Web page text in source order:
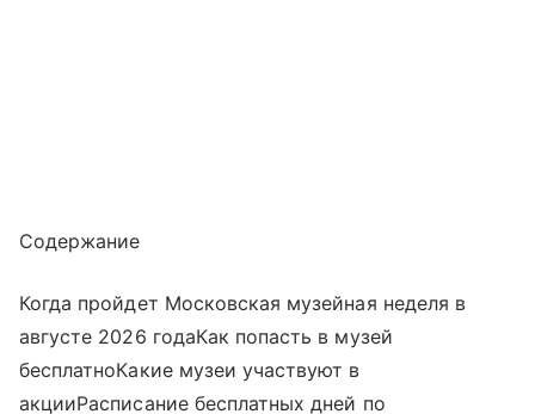
Содержание
Когда пройдет Московская музейная неделя в
августе 2026 годаКак попасть в музей
бесплатноКакие музеи участвуют в
акцииРасписание бесплатных дней по